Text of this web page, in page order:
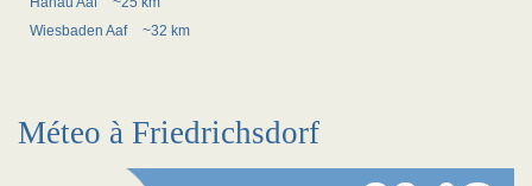
Wiesbaden Aaf
~32 km
Méteo à Friedrichsdorf